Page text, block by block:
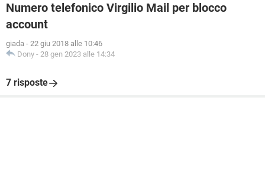
Numero telefonico Virgilio Mail per blocco
account
giada - 22 giu 2018 alle 10:46
Dony - 28 gen 2023 alle 14:34
7 risposte